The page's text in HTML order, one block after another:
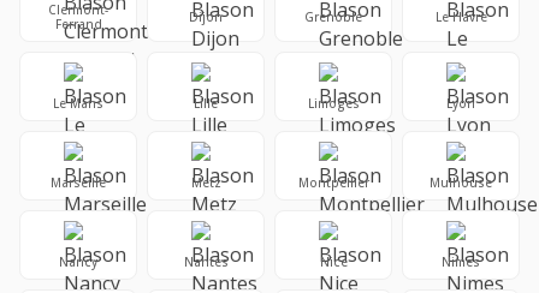
Clermont-
Ferrand
Dijon Grenoble Le Havre
Le Mans Lille Limoges Lyon
Marseille Metz Montpellier Mulhouse
Nancy Nantes Nice Nimes